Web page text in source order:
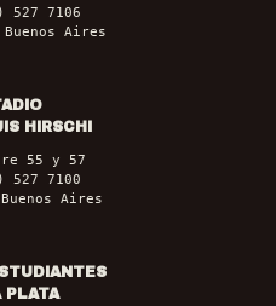
527 7106
Aires
HIRSCHI
55 y 57
527 7100
Aires
PLATA